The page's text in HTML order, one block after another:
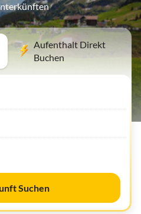
Aufenthalt Direkt
Buchen
Suchen